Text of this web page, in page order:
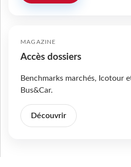
MAGAZINE
Accès dossiers
Benchmarks marchés, Icotour
Bus&Car.
Découvrir